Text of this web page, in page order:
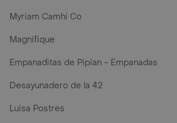
Myriam Camhi Co
Magnifique
Empanaditas de Pipian - Empanadas
Desayunadero de la 42
Luisa Postres